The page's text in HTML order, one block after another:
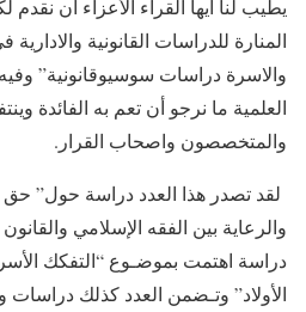
يطيب لنا أيها القراء الأعزاء أن
المنارة للدراسات القانونية
والاسرة دراسات سوسيوقانونية”
العلمية ما نرجو أن تعم به الفائدة
والمتخصصون واصحاب القرار.
لقد تصدر هذا العدد دراسة حول”
والرعاية بين الفقه الإسلامي
دراسة اهتمت بموضـوع “التفكك
الأولاد” وتـضمن العدد كذلك دراسات